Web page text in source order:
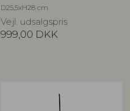
D25,5xH28 cm
Vejl. udsalgspris
999,00 DKK